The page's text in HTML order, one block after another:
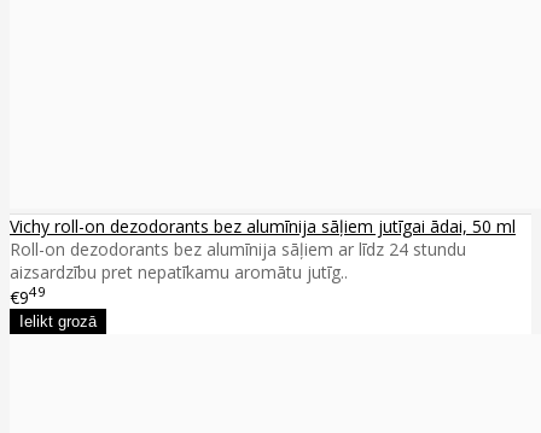
Vichy roll-on dezodorants bez alumīnija sāļiem jutīgai ādai, 50 ml
Roll-on dezodorants bez alumīnija sāļiem ar līdz 24 stundu
aizsardzību pret nepatīkamu aromātu jutīg..
€949